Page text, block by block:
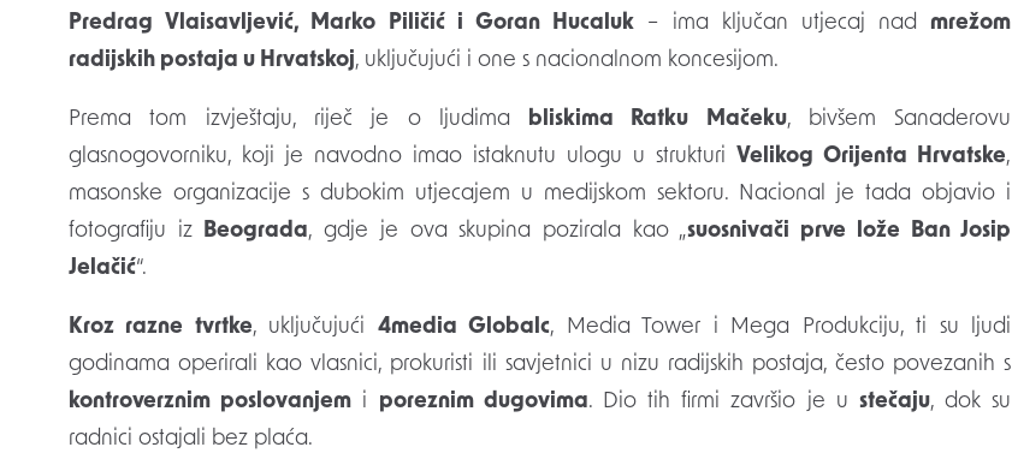
Predrag Vlaisavljević, Marko Piličić i Goran Hucaluk – ima ključan utjecaj nad mrežom
radijskih postaja u Hrvatskoj, uključujući i one s nacionalnom koncesijom.
Prema tom izvještaju, riječ je o ljudima bliskima Ratku Mačeku, bivšem Sanaderovu
glasnogovorniku, koji je navodno imao istaknutu ulogu u strukturi Velikog Orijenta Hrvatske,
masonske organizacije s dubokim utjecajem u medijskom sektoru. Nacional je tada objavio i
fotografiju iz Beograda, gdje je ova skupina pozirala kao „suosnivači prve lože Ban Josip
Jelačić“.
Kroz razne tvrtke, uključujući 4media Globalc, Media Tower i Mega Produkciju, ti su ljudi
godinama operirali kao vlasnici, prokuristi ili savjetnici u nizu radijskih postaja, često povezanih s
kontroverznim poslovanjem i poreznim dugovima. Dio tih firmi završio je u stečaju, dok su
radnici ostajali bez plaća.